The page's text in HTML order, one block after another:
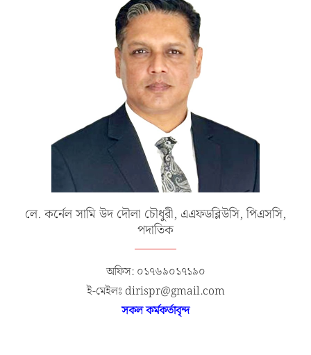
লে. কর্নেল সামি উদ দৌলা চৌধুরী, এএফডব্লিউসি, পিএসসি,
পদাতিক
অফিস: ০১৭৬৯০১৭১৯০
ই-মেইলঃ dirispr@gmail.com
সকল কর্মকর্তাবৃন্দ